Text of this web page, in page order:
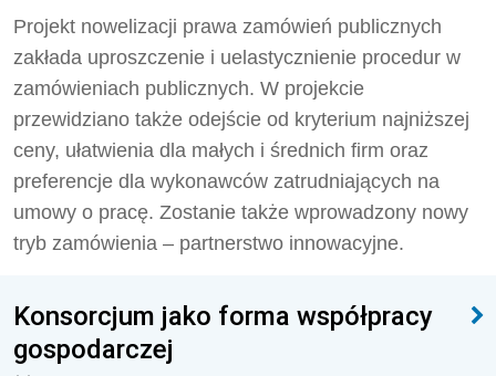
Projekt nowelizacji prawa zamówień publicznych
zakłada uproszczenie i uelastycznienie procedur w
zamówieniach publicznych. W projekcie
przewidziano także odejście od kryterium najniższej
ceny, ułatwienia dla małych i średnich firm oraz
preferencje dla wykonawców zatrudniających na
umowy o pracę. Zostanie także wprowadzony nowy
tryb zamówienia – partnerstwo innowacyjne.
Konsorcjum jako forma współpracy
gospodarczej